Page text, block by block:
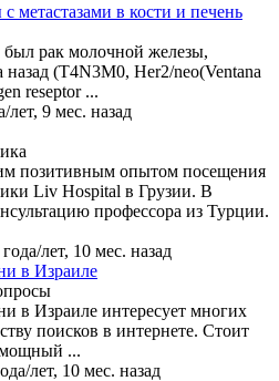
метастазами в кости и печень
рак молочной железы,
назад (Т4N3M0, Her2/neo(Ventana
reseptor ...
лет, 9 мес. назад
позитивным опытом посещения
Liv Hospital в Грузии. В
профессора из Турции.
лет, 10 мес. назад
в Израиле
в Израиле интересует многих
поисков в интернете. Стоит
мощный ...
лет, 10 мес. назад